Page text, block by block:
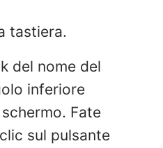
tastiera.
del nome del
inferiore
Fate
sul pulsante